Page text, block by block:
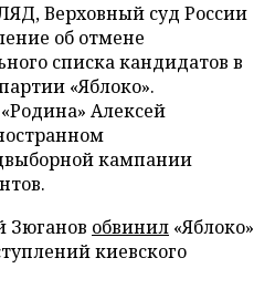
Верховный суд России
об отмене
списка кандидатов в
«Яблоко».
Алексей
кампании
Зюганов обвинил «Яблоко»
киевского